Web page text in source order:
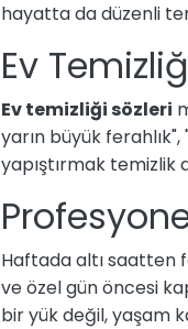
hayatta da düzenli
Ev
Ev temizliği sözleri
yarın büyük
yapıştırmak temizlik
Haftada altı saatten
ve özel gün öncesi
bir yük değil, yaşam